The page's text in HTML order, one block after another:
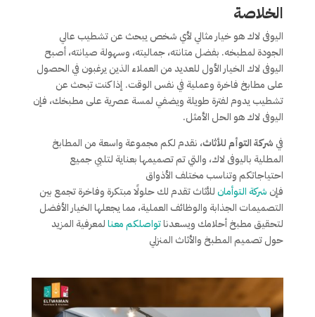
الخلاصة
اليوفى لاك هو خيار مثالي لأي شخص يبحث عن تشطيب عالي
الجودة لمطبخه. بفضل متانته، جماليته، وسهولة صيانته، أصبح
اليوفى لاك الخيار الأول للعديد من العملاء الذين يرغبون في الحصول
على مطابخ فاخرة وعملية في نفس الوقت. إذا كنت تبحث عن
تشطيب يدوم لفترة طويلة ويضفي لمسة عصرية على مطبخك، فإن
اليوفى لاك هو الحل الأمثل.
في شركة التوأم للأثاث، نقدم لكم مجموعة واسعة من المطابخ
المطلية باليوفى لاك، والتي تم تصميمها بعناية لتلبي جميع
احتياجاتكم وتناسب مختلف الأذواق
فإن شركة التوأمانللأثاث تقدم لك حلولًا مبتكرة وفاخرة تجمع بين
التصميمات الجذابة والوظائف العملية، مما يجعلها الخيار الأفضل
لتحقيق مطبخ أحلامك ويسعدناتواصلكم معنالمعرفية المزيد
حول تصميم المطبخ والأثاث المنزلي